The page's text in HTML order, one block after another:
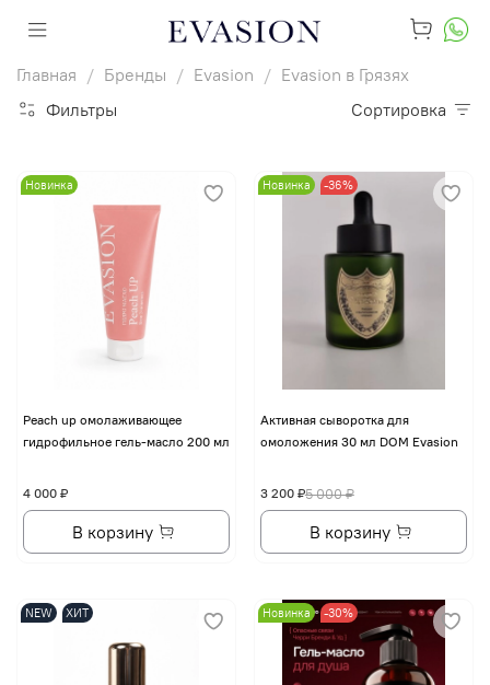
Главная Бренды Evasion
Evasion в Грязях
Фильтры
Сортировка
Новинка
Peach up омолаживающее
гидрофильное гель-масло 200 мл
4 000 ₽
В корзину
Новинка -36%
Активная сыворотка для
омоложения 30 мл DOM Evasion
5 000 ₽
3 200 ₽
В корзину
NEW ХИТ Новинка -30%